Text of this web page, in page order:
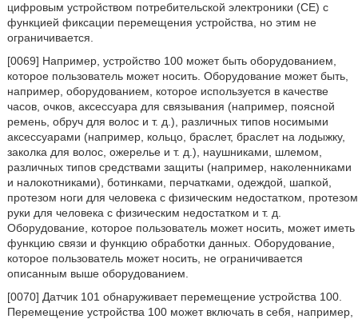
цифровым устройством потребительской электроники (CE) с
функцией фиксации перемещения устройства, но этим не
ограничивается.
[0069] Например, устройство 100 может быть оборудованием,
которое пользователь может носить. Оборудование может быть,
например, оборудованием, которое используется в качестве
часов, очков, аксессуара для связывания (например, поясной
ремень, обруч для волос и т. д.), различных типов носимыми
аксессуарами (например, кольцо, браслет, браслет на лодыжку,
заколка для волос, ожерелье и т. д.), наушниками, шлемом,
различных типов средствами защиты (например, наколенниками
и налокотниками), ботинками, перчатками, одеждой, шапкой,
протезом ноги для человека с физическим недостатком, протезом
руки для человека с физическим недостатком и т. д.
Оборудование, которое пользователь может носить, может иметь
функцию связи и функцию обработки данных. Оборудование,
которое пользователь может носить, не ограничивается
описанным выше оборудованием.
[0070] Датчик 101 обнаруживает перемещение устройства 100.
Перемещение устройства 100 может включать в себя, например,